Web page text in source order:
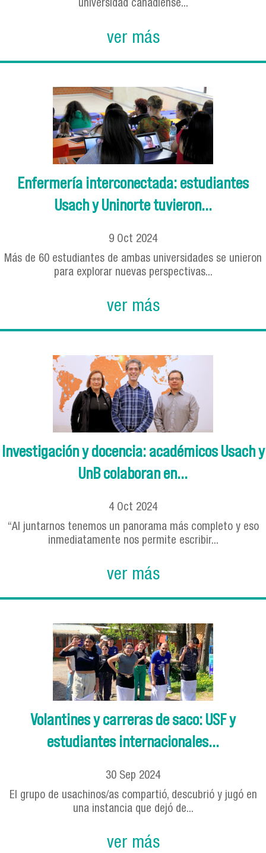
universidad canadiense...
ver más
Enfermería interconectada: estudiantes
Usach y Uninorte tuvieron...
9 Oct 2024
Más de 60 estudiantes de ambas universidades se unieron
para explorar nuevas perspectivas...
ver más
Investigación y docencia: académicos Usach y
UnB colaboran en...
4 Oct 2024
“Al juntarnos tenemos un panorama más completo y eso
inmediatamente nos permite escribir...
ver más
Volantines y carreras de saco: USF y
estudiantes internacionales...
30 Sep 2024
El grupo de usachinos/as compartió, descubrió y jugó en
una instancia que dejó de...
ver más